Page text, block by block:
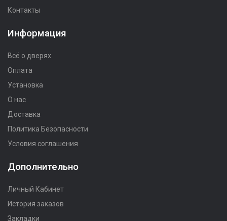
Контакты
Информация
Всё о дверях
Оплата
Установка
О нас
Доставка
Политика Безопасности
Условия соглашения
Дополнительно
Личный Кабинет
История заказов
Закладки